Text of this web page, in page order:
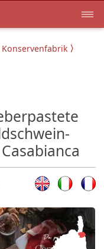
Konservenfabrik